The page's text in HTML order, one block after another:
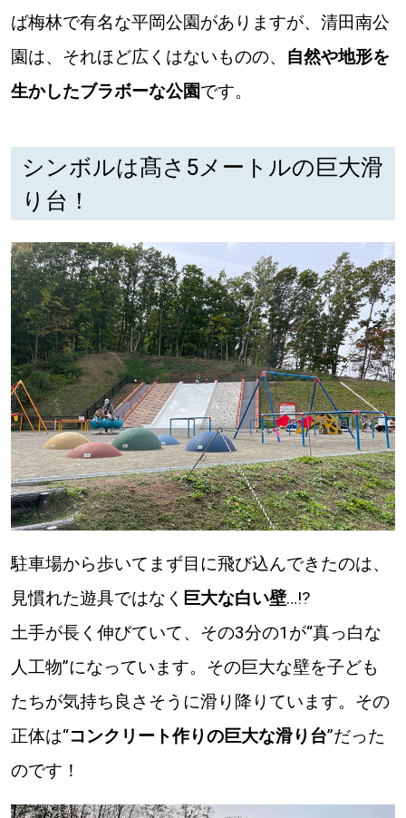
パートナーメディア Sitakkeパートナー
プライバシーポリシー
ば梅林で有名な平岡公園がありますが、清田南公
園は、それほど広くはないものの、 自然や地形を
生かしたブラボーな公園です。
シンボルは髙さ5メートルの巨大滑
り台！
駐車場から歩いてまず目に飛び込んできたのは、
見慣れた遊具ではなく 巨大な白い壁…⁉
土手が長く伸びていて、その3分の1が“真っ白な
人工物”になっています。その巨大な壁を子ども
たちが気持ち良さそうに滑り降りています。その
正体は“コンクリート作りの巨大な滑り台”だった
のです！